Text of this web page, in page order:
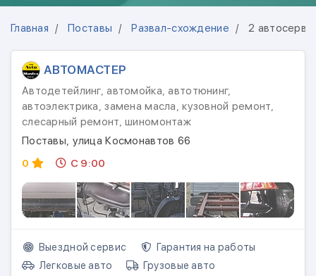
Главная Поставы Развал-схождение 2
АВТОМАСТЕР
Автодетейлинг, автомойка, автотюнинг,
автоэлектрика, замена масла, кузовной ремонт,
слесарный ремонт, шиномонтаж
Поставы, улица Космонавтов 66
0
С 9:00
Выездной сервис
Гарантия на работы
Легковые авто
Грузовые авто